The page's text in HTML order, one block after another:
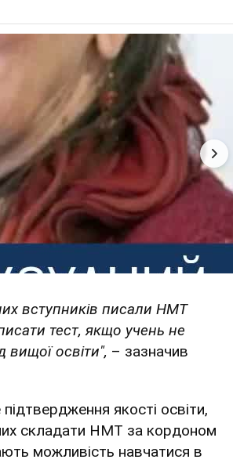
вступників писали НМТ
тест, якщо учень не
вищої освіти", – зазначив
якості освіти,
складати НМТ за кордоном
можливість навчатися в